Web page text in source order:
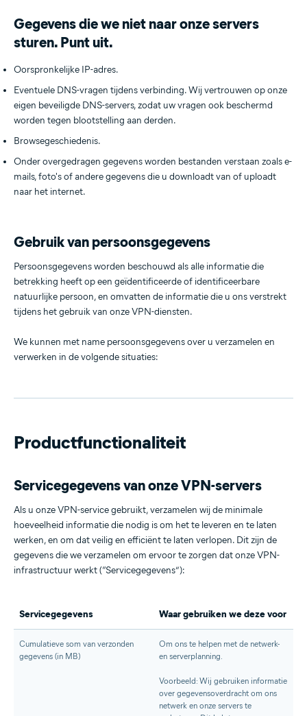
Gegevens die we niet naar onze servers
sturen. Punt uit.
Oorspronkelijke IP-adres.
Eventuele DNS-vragen tijdens verbinding. Wij vertrouwen op onze
eigen beveiligde DNS-servers, zodat uw vragen ook beschermd
worden tegen blootstelling aan derden.
Browsegeschiedenis.
Onder overgedragen gegevens worden bestanden verstaan zoals e-
mails, foto's of andere gegevens die u downloadt van of uploadt
naar het internet.
Gebruik van persoonsgegevens
Persoonsgegevens worden beschouwd als alle informatie die
betrekking heeft op een geïdentificeerde of identificeerbare
natuurlijke persoon, en omvatten de informatie die u ons verstrekt
tijdens het gebruik van onze VPN-diensten.
We kunnen met name persoonsgegevens over u verzamelen en
verwerken in de volgende situaties:
Productfunctionaliteit
Servicegegevens van onze VPN-servers
Als u onze VPN-service gebruikt, verzamelen wij de minimale
hoeveelheid informatie die nodig is om het te leveren en te laten
werken, en om dat veilig en efficiënt te laten verlopen. Dit zijn de
gegevens die we verzamelen om ervoor te zorgen dat onze VPN-
infrastructuur werkt (“Servicegegevens”):
Servicegegevens Waar gebruiken we deze voor
Cumulatieve som van verzonden
gegevens (in MB)
Om ons te helpen met de netwerk-
en serverplanning.
Voorbeeld: Wij gebruiken informatie
over gegevensoverdracht om ons
netwerk en onze servers te